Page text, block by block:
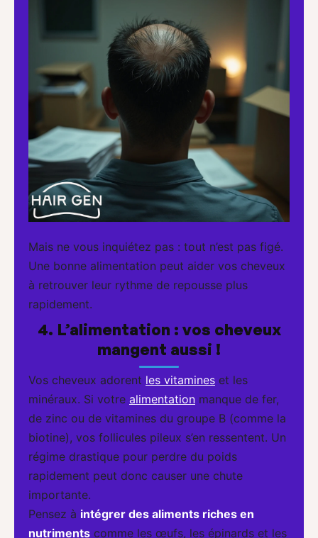
Mais ne vous inquiétez pas : tout n’est pas figé.
Une bonne alimentation peut aider vos cheveux
à retrouver leur rythme de repousse plus
rapidement.
4. L’alimentation : vos cheveux
mangent aussi !
Vos cheveux adorent les vitamines et les
minéraux. Si votre alimentation manque de fer,
de zinc ou de vitamines du groupe B (comme la
biotine), vos follicules pileux s’en ressentent. Un
régime drastique pour perdre du poids
rapidement peut donc causer une chute
importante.
Pensez à intégrer des aliments riches en
nutriments comme les œufs, les épinards et les